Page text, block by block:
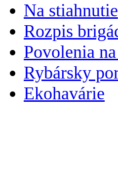
Na stiahnutie
Rozpis
Povolenia
Rybársky
Ekohavárie